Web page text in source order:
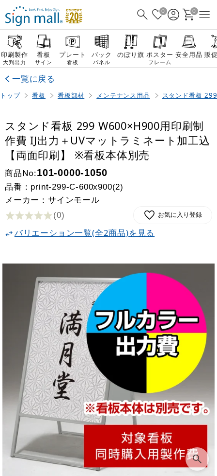
0 0
印刷製作
大判出力
看板
サイン
プレート
看板
バック
パネル
のぼり旗 ポスター
フレーム
安全用品 販
一覧に戻る
トップ 看板 看板部材 メンテナンス用品 スタンド看板
スタンド看板 299 W600×H900用印刷制
作費 IJ出力＋UVマットラミネート加工込
【両面印刷】 ※看板本体別売
商品No:101-0000-1050
品番： print-299-C-600x900(2)
メーカー：サインモール
(0) お気に入り登録
バリエーション一覧(全2商品)を見る